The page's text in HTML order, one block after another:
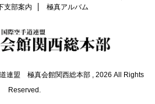
支部案内 極真アルバム
連盟 極真会館関西総本部 , 2026 All Rights
Reserved.